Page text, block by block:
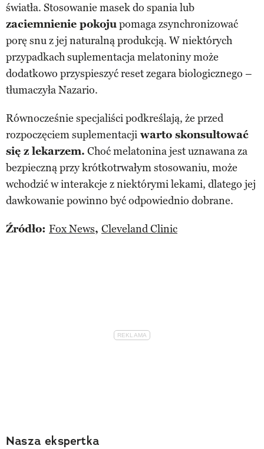
światła. Stosowanie masek do spania lub
zaciemnienie pokojupomaga zsynchronizować
porę snu z jej naturalną produkcją. W niektórych
przypadkach suplementacja melatoniny może
dodatkowo przyspieszyć reset zegara biologicznego –
tłumaczyła Nazario.
Równocześnie specjaliści podkreślają, że przed
rozpoczęciem suplementacji warto skonsultować
się z lekarzem. Choć melatonina jest uznawana za
bezpieczną przy krótkotrwałym stosowaniu, może
wchodzić w interakcje z niektórymi lekami, dlatego jej
dawkowanie powinno być odpowiednio dobrane.
Źródło: Fox News, Cleveland Clinic
Nasza ekspertka